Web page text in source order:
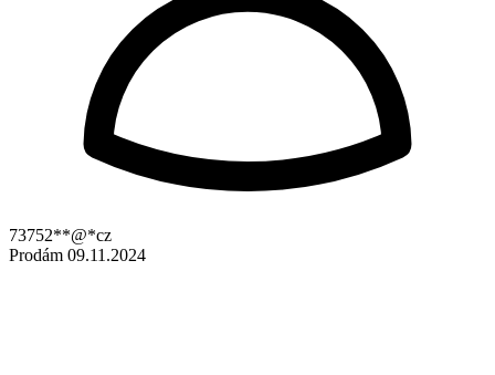
73752**@*cz
Prodám 09.11.2024